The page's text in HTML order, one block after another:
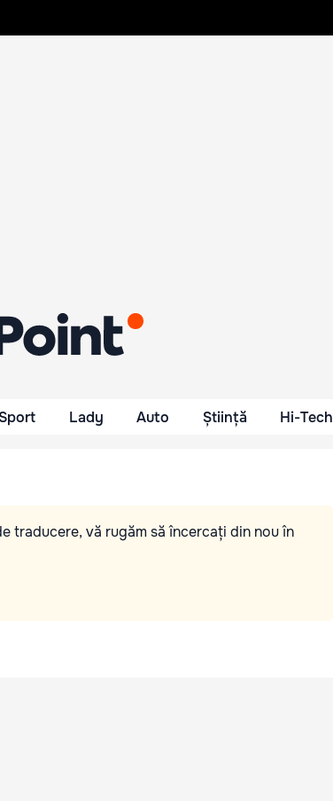
Sport Lady Auto Știință Hi-Tech
traducere, vă rugăm să încercați din nou în